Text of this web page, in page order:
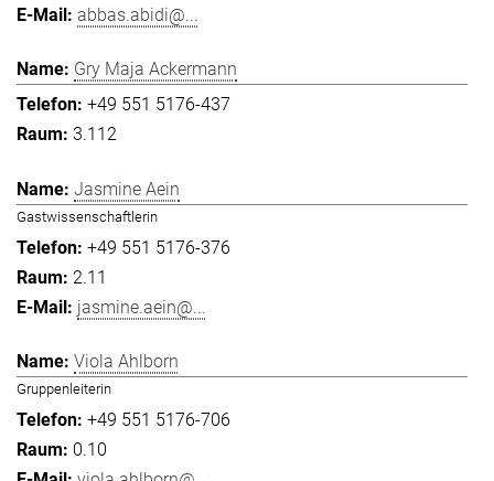
abbas.abidi@...
Gry Maja Ackermann
+49 551 5176-437
3.112
Jasmine Aein
Gastwissenschaftlerin
+49 551 5176-376
2.11
jasmine.aein@...
Viola Ahlborn
Gruppenleiterin
+49 551 5176-706
0.10